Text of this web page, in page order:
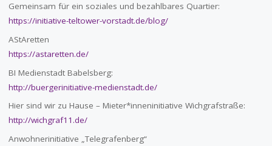
Gemeinsam für ein soziales und bezahlbares Quartier:
https://initiative-teltower-vorstadt.de/blog/
AStAretten
https://astaretten.de/
BI Medienstadt Babelsberg:
http://buergerinitiative-medienstadt.de/
Hier sind wir zu Hause – Mieter*inneninitiative Wichgrafstraße:
http://wichgraf11.de/
Anwohnerinitiative „Telegrafenberg“